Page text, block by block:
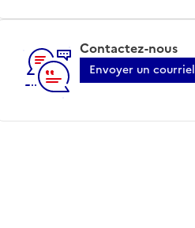
Contactez-nous
Envoyer un courriel